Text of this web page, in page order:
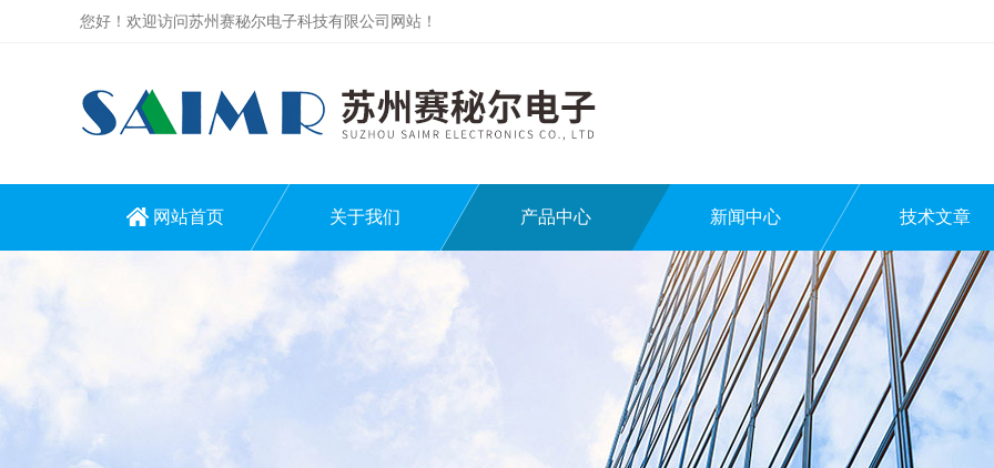
您好！欢迎访问苏州赛秘尔电子科技有限公司网站！
网站首页 关于我们 产品中心 新闻中心 技术文章